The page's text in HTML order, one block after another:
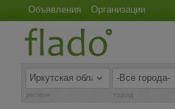
Объявления Организации
регион город